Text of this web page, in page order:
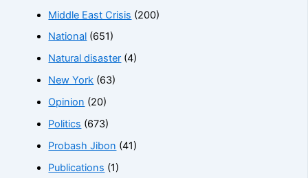
Middle East Crisis (200)
National (651)
Natural disaster (4)
New York (63)
Opinion (20)
Politics (673)
Probash Jibon (41)
Publications (1)